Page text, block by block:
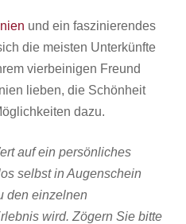
und ein faszinierendes
die meisten Unterkünfte
vierbeinigen Freund
lieben, die Schönheit
dazu.
auf ein persönliches
selbst in Augenschein
den einzelnen
wird. Zögern Sie bitte